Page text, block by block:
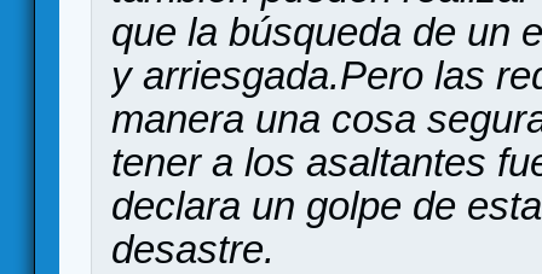
que la búsqueda de un
y arriesgada.Pero las
manera una cosa
tener a los asaltantes
declara un golpe de
desastre.